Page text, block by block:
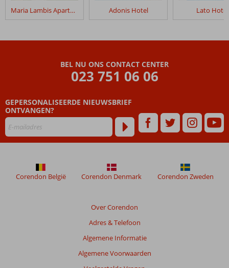
Fly
ouder
zijn
maanden
niet
meer
Maria Lambis Apartments Adonis Hotel Lato Hotel
BEL NU ONS CONTACT CENTER
023 751 06 06
GEPERSONALISEERDE NIEUWSBRIEF
ONTVANGEN?
Over Corendon
Adres & Telefoon
Algemene Informatie
Algemene Voorwaarden
Corendon België Corendon Denmark Corendon Zweden